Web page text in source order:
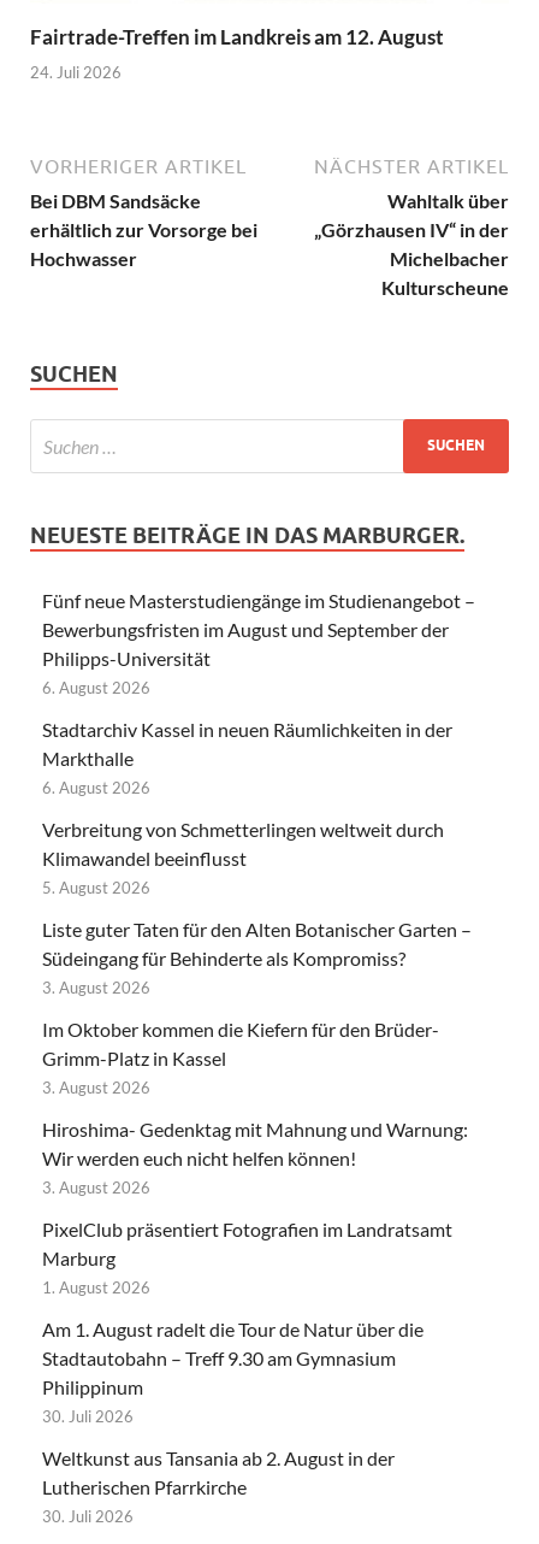
Fairtrade-Treffen im Landkreis am 12. August
24. Juli 2026
VORHERIGER ARTIKEL
Bei DBM Sandsäcke
erhältlich zur Vorsorge bei
Hochwasser
NÄCHSTER ARTIKEL
Wahltalk über
„Görzhausen IV“ in der
Michelbacher
Kulturscheune
SUCHEN
NEUESTE BEITRÄGE IN DAS MARBURGER.
Fünf neue Masterstudiengänge im Studienangebot –
Bewerbungsfristen im August und September der
Philipps-Universität
6. August 2026
Stadtarchiv Kassel in neuen Räumlichkeiten in der
Markthalle
6. August 2026
Verbreitung von Schmetterlingen weltweit durch
Klimawandel beeinflusst
5. August 2026
Liste guter Taten für den Alten Botanischer Garten –
Südeingang für Behinderte als Kompromiss?
3. August 2026
Im Oktober kommen die Kiefern für den Brüder-
Grimm-Platz in Kassel
3. August 2026
Hiroshima- Gedenktag mit Mahnung und Warnung:
Wir werden euch nicht helfen können!
3. August 2026
PixelClub präsentiert Fotografien im Landratsamt
Marburg
1. August 2026
Am 1. August radelt die Tour de Natur über die
Stadtautobahn – Treff 9.30 am Gymnasium
Philippinum
30. Juli 2026
Weltkunst aus Tansania ab 2. August in der
Lutherischen Pfarrkirche
30. Juli 2026